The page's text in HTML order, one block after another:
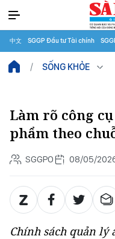
中文 SGGP Đầu tư Tài chính
SỐNG KHỎE
Làm rõ công
phẩm theo
SGGPO 08/05/
Chính sách quản lý